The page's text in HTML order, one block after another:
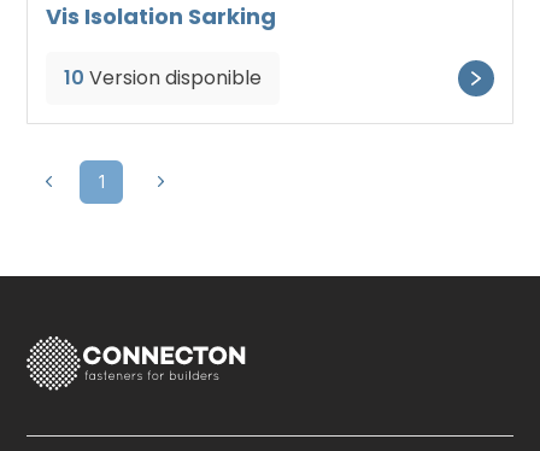
Vis Isolation Sarking
10 Version disponible
1